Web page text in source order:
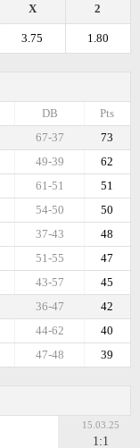
2
X
1.80
3.75
Pts
DB
73
67-37
62
49-39
51
61-51
50
54-50
48
37-43
47
51-55
45
43-57
42
36-47
40
44-62
39
47-48
15.03.25
1:1